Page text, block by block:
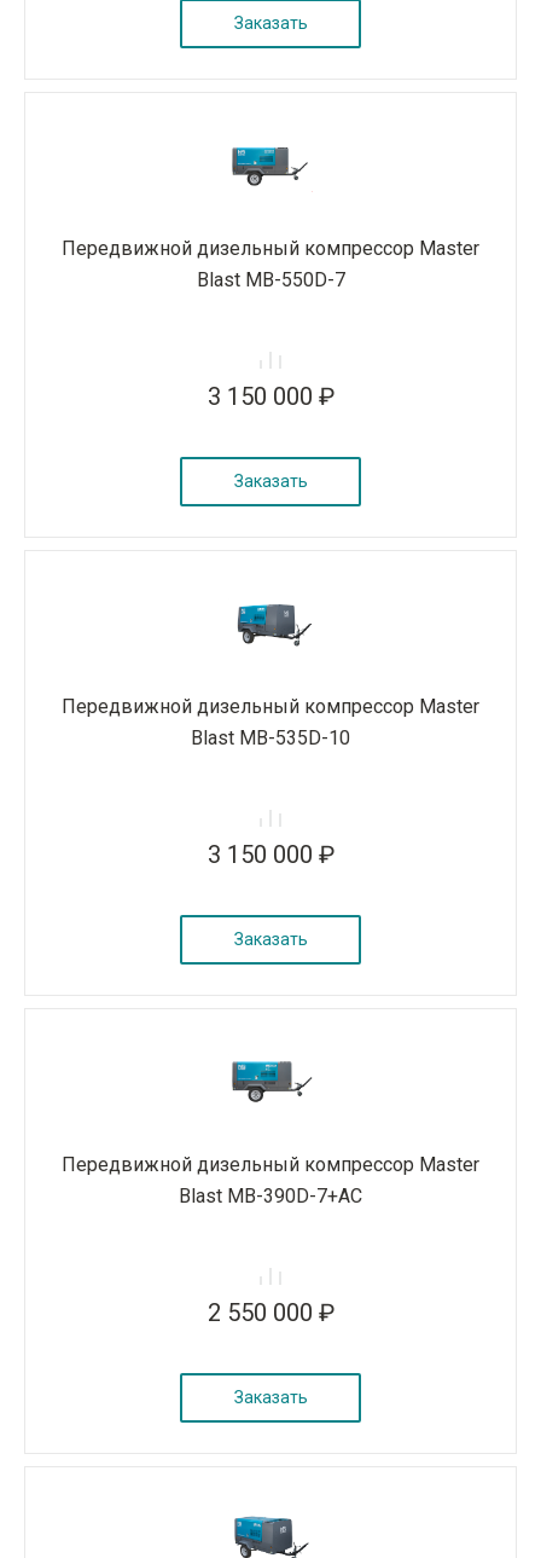
Заказать
Передвижной дизельный компрессор Master
Blast MB-550D-7
3 150 000 ₽
Заказать
Передвижной дизельный компрессор Master
Blast MB-535D-10
3 150 000 ₽
Заказать
Передвижной дизельный компрессор Master
Blast MB-390D-7+AC
2 550 000 ₽
Заказать